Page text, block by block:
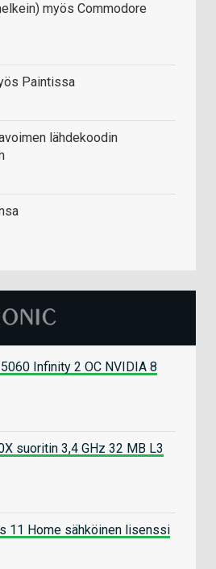
myös Commodore
Paintissa
lähdekoodin
Infinity 2 OC NVIDIA 8
suoritin 3,4 GHz 32 MB L3
11 Home sähköinen lisenssi